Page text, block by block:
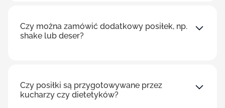
Czy można zamówić dodatkowy posiłek, np.
shake lub deser?
Czy posiłki są przygotowywane przez
kucharzy czy dietetyków?